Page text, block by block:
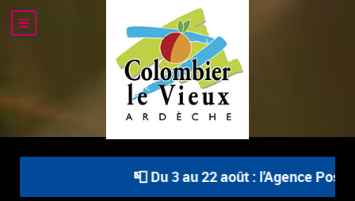
📮 Du 3 au 22 août : l'Agence